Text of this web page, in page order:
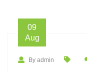
09
Aug
By admin